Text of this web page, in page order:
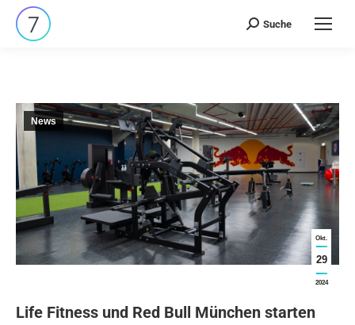
Search:
Suche
Okt.
29
2024
News
Life Fitness und Red Bull München starten